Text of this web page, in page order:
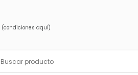
(condiciones aquí)